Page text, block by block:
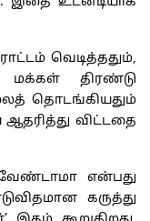
வெடித்ததும்,
திரண்டு
தொடங்கியதும்
விட்டதை
என்பது
கருத்து